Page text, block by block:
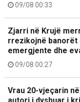
09/08 00:33
Zjarri në Krujë
rrezikojnë banorët
emergjente dhe
09/08 00:27
Vrau 20-vjeçarin